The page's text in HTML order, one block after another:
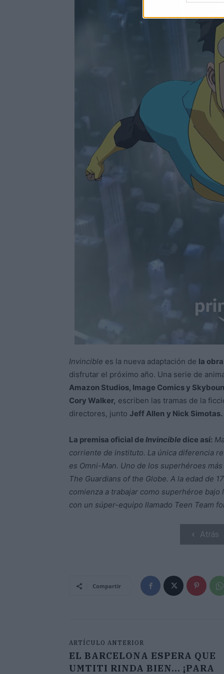
Invincible es la nueva adaptación de la
disfrutar el próximo año. Una serie de
Amazon Studios, Image Comics y
Cory Walker, escriben las tramas de la
directores, junto Jeff Allen y Nick Simotas.
La premisa oficial de Invincible dice así:
corriente de instituto. La única diferencia
es Omni-Man. Uno de los superhéroes
The Guardians of the Globe. A la edad de
comienza a trabajar como superhéroe
con un súper-equipo llamado Teen Team
Atrás
Compartir
ARTÍCULO ANTERIOR
EL BARCELONA ESPERA QUE
UMTITI RINDA BIEN... ¡PARA